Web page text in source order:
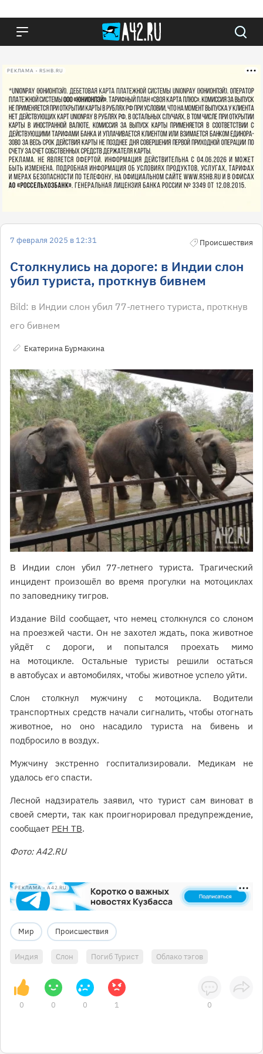
РЕКЛАМА • RSHB.RU
7 февраля 2025 в 12:31 Происшествия
Столкнулись на дороге: в Индии слон
убил туриста, проткнув бивнем
Bild: в Индии слон убил 77-летнего туриста, проткнув
его бивнем
Екатерина Бурмакина
В Индии слон убил 77-летнего туриста. Трагический
инцидент произошёл во время прогулки на мотоциклах
по заповеднику тигров.
Издание Bild сообщает, что немец столкнулся со слоном
на проезжей части. Он не захотел ждать, пока животное
уйдёт с дороги, и попытался проехать мимо
на мотоцикле. Остальные туристы решили остаться
в автобусах и автомобилях, чтобы животное успело уйти.
Слон столкнул мужчину с мотоцикла. Водители
транспортных средств начали сигналить, чтобы отогнать
животное, но оно насадило туриста на бивень и
подбросило в воздух.
Мужчину экстренно госпитализировали. Медикам не
удалось его спасти.
Лесной надзиратель заявил, что турист сам виноват в
своей смерти, так как проигнорировал предупреждение,
сообщает РЕН ТВ.
Фото: А42.RU
РЕКЛАМА • A42.RU
Мир Происшествия
Индия Слон Погиб Турист Облако тэгов
0 0 0 1 0